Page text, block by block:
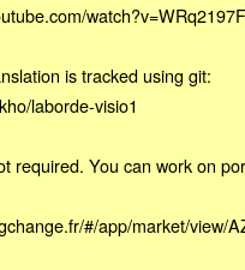
is tracked using git:
laborde-visio1
required. You can work on
#/app/market/view/